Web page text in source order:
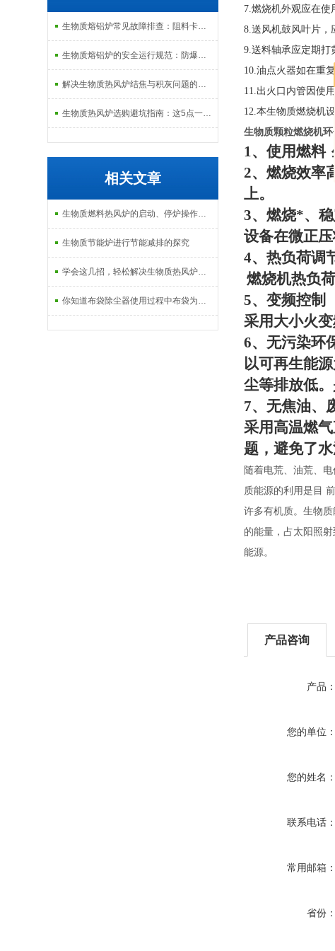
生物质熔铝炉常见故障排查：阻料卡料、火嘴结焦与烟气排放异常的处理
生物质熔铝炉的安全运行规范：防爆、防泄漏与应急处理机制
解决生物质热风炉结焦与积灰问题的关键技术路径探讨
生物质热风炉选购避坑指南：这5点一定要注意
相关文章
生物质燃料热风炉的启动、停炉操作规范与注意事项
生物质节能炉进行节能减排的探究
学会这几招，轻松解决生物质热风炉结焦积灰问题
你知道布袋除尘器使用过程中布袋为何脱落吗？
7.燃烧机外观应在使
8.送风机鼓风叶片，
9.送料轴承应定期打
10.油点火器如在重
11.出火口内管因使
12.本生物质燃烧机
生物质颗粒燃烧机环
1、使用燃料
2、燃烧效率高
上。
3、燃烧*、
设备在微正
4、热负荷调
燃烧机热负
5、变频控制
采用大小火
6、无污染环
以可再生能
尘等排放低。
7、无焦油、
采用高温燃
题，避免了
随着电荒、油荒、
质能源的利用是目
许多有机质。生物
的能量，占太阳照
能源。
产品咨询
产品：
您的单位：
您的姓名：
联系电话：
常用邮箱：
省份：